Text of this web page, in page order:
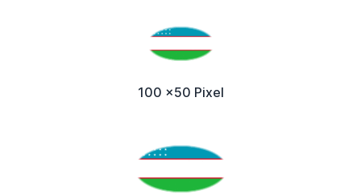
100 x50 Pixel